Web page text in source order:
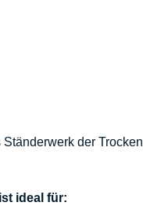
der
ideal für: